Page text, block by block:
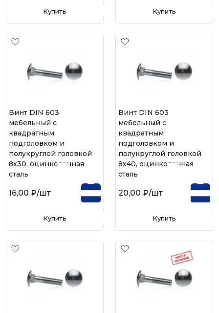
Купить Купить
Винт DIN 603
мебельный с
квадратным
подголовком и
полукруглой головкой
8х30, оцинкованная
сталь
16,00 ₽/шт
Купить
Винт DIN 603
мебельный с
квадратным
подголовком и
полукруглой головкой
8х40, оцинкованная
сталь
20,00 ₽/шт
Купить